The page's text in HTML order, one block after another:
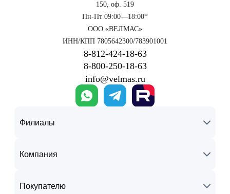
150, оф. 519
Пн-Пт 09:00—18:00*
ООО «ВЕЛМАС»
ИНН/КПП 7805642300/783901001
8‑812‑424‑18‑63
8‑800‑250‑18‑63
info@velmas.ru
Филиалы
Компания
Покупателю